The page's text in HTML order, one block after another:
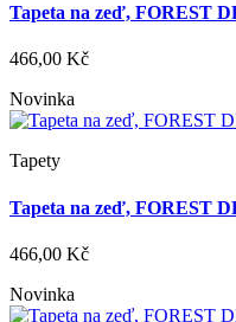
Tapeta na zeď, FOREST
466,00 Kč
Novinka
Tapety
Tapeta na zeď, FOREST
466,00 Kč
Novinka